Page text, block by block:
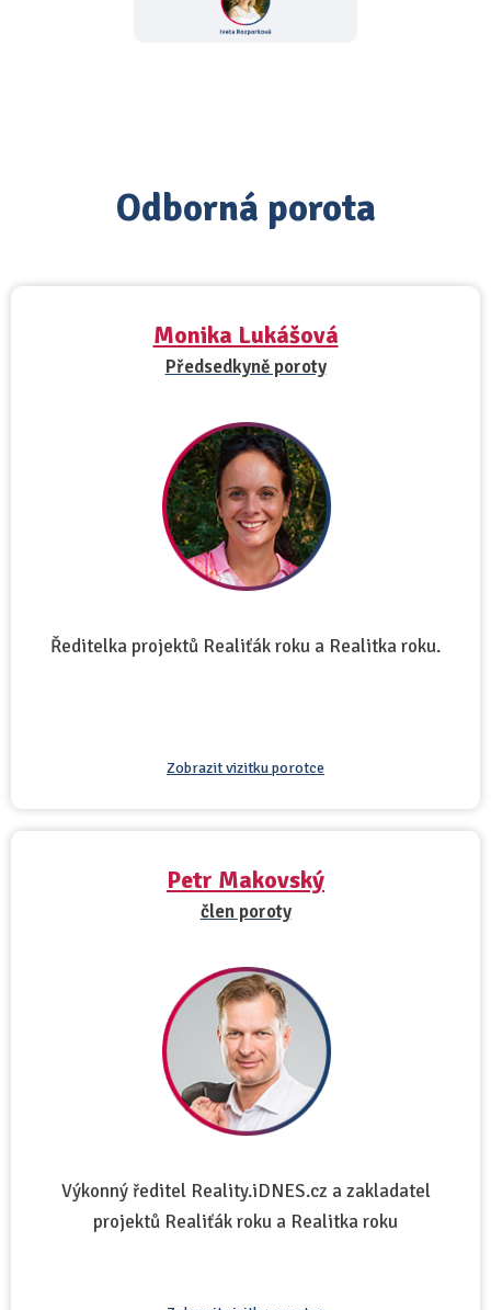
Odborná porota
Monika Lukášová
Předsedkyně poroty
Ředitelka projektů Realiťák roku a Realitka roku.
Zobrazit vizitku porotce
Petr Makovský
člen poroty
Výkonný ředitel Reality.iDNES.cz a zakladatel
projektů Realiťák roku a Realitka roku